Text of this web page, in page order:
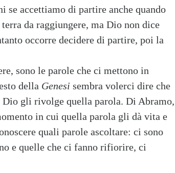
se accettiamo di partire anche quando
da raggiungere, ma Dio non dice
occorre decidere di partire, poi la
sono le parole che ci mettono in
della Genesi sembra volerci dire che
gli rivolge quella parola. Di Abramo,
in cui quella parola gli dà vita e
quali parole ascoltare: ci sono
e quelle che ci fanno rifiorire, ci